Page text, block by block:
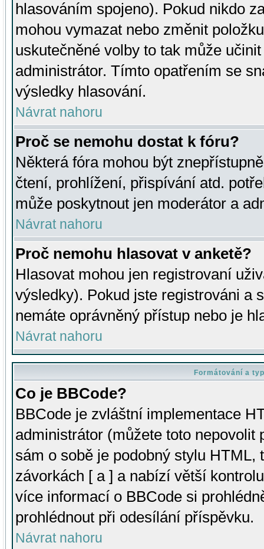
hlasováním spojeno). Pokud nikdo
mohou vymazat nebo změnit
uskutečněné volby to tak může
administrátor. Tímto opatřením se
výsledky hlasování.
Návrat nahoru
Proč se nemohu dostat k fóru?
Některá fóra mohou být
čtení, prohlížení, přispívání atd.
může poskytnout jen moderátor a
Návrat nahoru
Proč nemohu hlasovat v anketě?
Hlasovat mohou jen registrovaní
výsledky). Pokud jste registrováni a
nemáte oprávněný přístup nebo je
Návrat nahoru
Formátování a
Co je BBCode?
BBCode je zvláštní implementace
administrátor (můžete toto
sám o sobě je podobný stylu HTML,
závorkách [ a ] a nabízí větší
více informací o BBCode si
prohlédnout při odesílání příspěvku.
Návrat nahoru